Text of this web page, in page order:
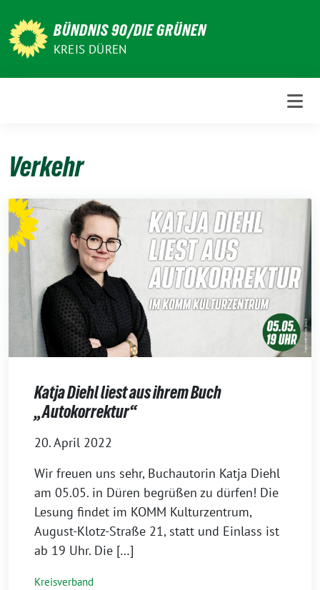
zum
Inhalt
BÜNDNIS 90/DIE GRÜNEN
KREIS DÜREN
Verkehr
Katja Diehl liest aus ihrem Buch
„Autokorrektur“
20. April 2022
Wir freuen uns sehr, Buchautorin Katja Diehl
am 05.05. in Düren begrüßen zu dürfen! Die
Lesung findet im KOMM Kulturzentrum,
August-Klotz-Straße 21, statt und Einlass ist
ab 19 Uhr. Die […]
Kreisverband